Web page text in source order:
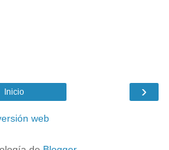
›
Inicio
web